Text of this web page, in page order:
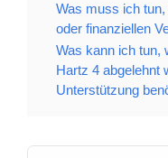
Was muss ich
oder finanziellen
Was kann ich tun,
Hartz 4 abgelehnt
Unterstützung